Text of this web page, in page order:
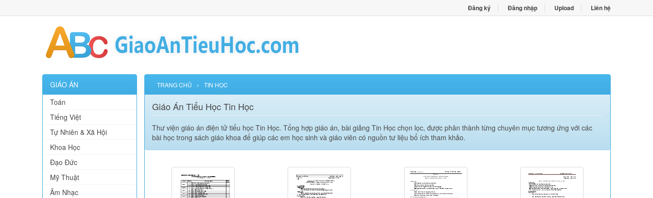
Đăng ký Đăng nhập Upload Liên hệ
GIÁO ÁN
Toán
Tiếng Việt
Tự Nhiên & Xã Hội
Khoa Học
Đạo Đức
Mỹ Thuật
Âm Nhạc
TRANG CHỦ › TIN HỌC
Giáo Án Tiểu Học Tin Học
Thư viện giáo án điện tử tiểu học Tin Học. Tổng hợp giáo án, bài giảng Tin Học chọn lọc, được phân thành từng chuyên mục tương ứng với các
bài học trong sách giáo khoa để giúp các em học sinh và giáo viên có nguồn tư liệu bổ ích tham khảo.